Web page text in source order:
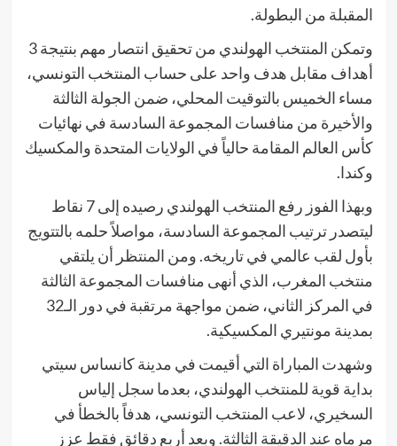
المقبلة من البطولة.
وتمكن المنتخب الهولندي من تحقيق انتصار مهم بنتيجة 3
أهداف مقابل هدف واحد على حساب المنتخب التونسي،
مساء الخميس بالتوقيت المحلي، ضمن الجولة الثالثة
والأخيرة من منافسات المجموعة السادسة في نهائيات
كأس العالم المقامة حالياً في الولايات المتحدة والمكسيك
وكندا.
وبهذا الفوز رفع المنتخب الهولندي رصيده إلى 7 نقاط
ليتصدر ترتيب المجموعة السادسة، مواصلاً حلمه بالتتويج
بأول لقب عالمي في تاريخه. ومن المنتظر أن يلتقي
منتخب المغرب، الذي أنهى منافسات المجموعة الثالثة
في المركز الثاني، ضمن مواجهة مرتقبة في دور الـ32
بمدينة مونتيري المكسيكية.
وشهدت المباراة التي أقيمت في مدينة كانساس سيتي
بداية قوية للمنتخب الهولندي، بعدما سجل إلياس
السخيري، لاعب المنتخب التونسي، هدفاً بالخطأ في
مرماه عند الدقيقة الثالثة. وبعد أربع دقائق فقط عزز